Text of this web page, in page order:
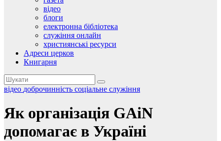
відео
блоги
електронна бібліотека
служіння онлайн
християнські ресурси
Адреси церков
Книгарня
відео доброчинність соціальне служіння
Як організація GAiN
допомагає в Україні